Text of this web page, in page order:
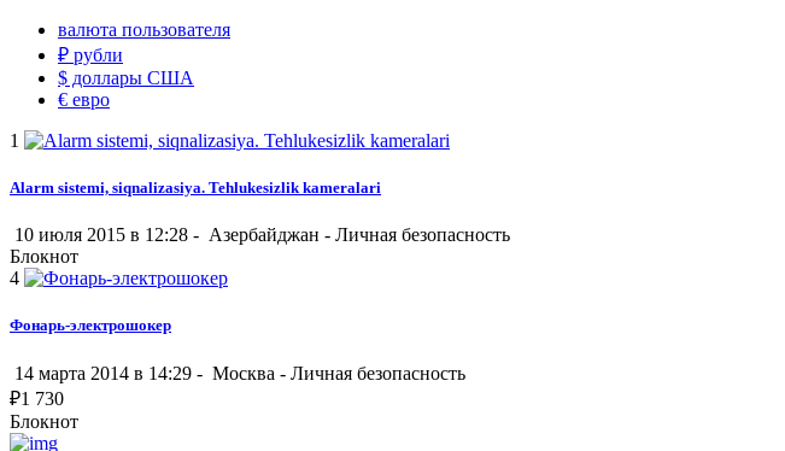
валюта пользователя
₽ рубли
$ доллары США
€ евро
1
Alarm sistemi, siqnalizasiya. Tehlukesizlik kameralari
10 июля 2015 в 12:28 - Азербайджан - Личная безопасность
Блокнот
4
Фонарь-электрошокер
14 марта 2014 в 14:29 - Москва - Личная безопасность
₽1 730
Блокнот